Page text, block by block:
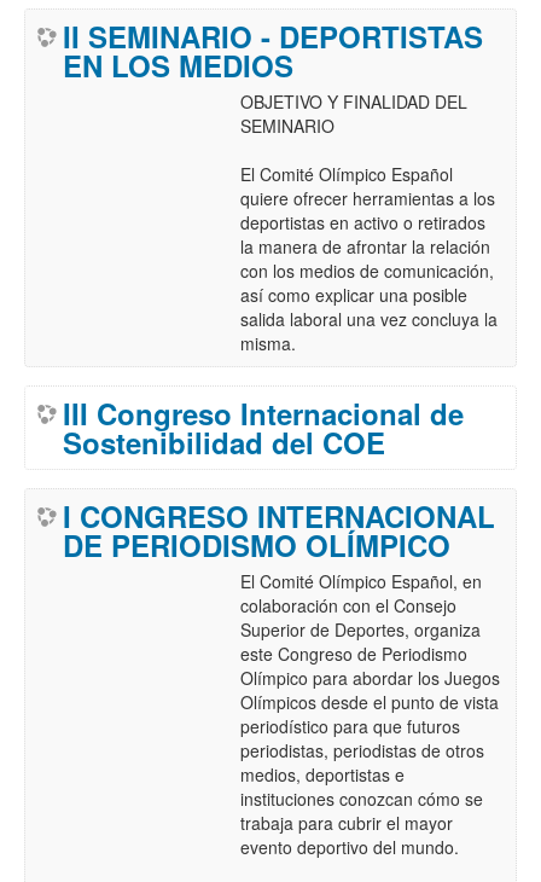
II SEMINARIO - DEPORTISTAS
EN LOS MEDIOS
OBJETIVO Y FINALIDAD DEL
SEMINARIO
El Comité Olímpico Español
quiere ofrecer herramientas a los
deportistas en activo o retirados
la manera de afrontar la relación
con los medios de comunicación,
así como explicar una posible
salida laboral una vez concluya la
misma.
III Congreso Internacional de
Sostenibilidad del COE
I CONGRESO INTERNACIONAL
DE PERIODISMO OLÍMPICO
El Comité Olímpico Español, en
colaboración con el Consejo
Superior de Deportes, organiza
este Congreso de Periodismo
Olímpico para abordar los Juegos
Olímpicos desde el punto de vista
periodístico para que futuros
periodistas, periodistas de otros
medios, deportistas e
instituciones conozcan cómo se
trabaja para cubrir el mayor
evento deportivo del mundo.